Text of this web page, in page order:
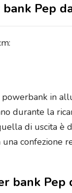
Pep
in
durante la
di uscita è
confezione
bank Pep